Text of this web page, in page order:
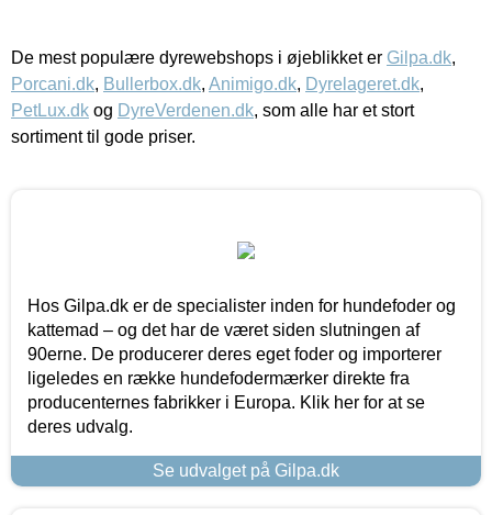
De mest populære dyrewebshops i øjeblikket er Gilpa.dk,
Porcani.dk, Bullerbox.dk, Animigo.dk, Dyrelageret.dk,
PetLux.dk og DyreVerdenen.dk, som alle har et stort
sortiment til gode priser.
Hos Gilpa.dk er de specialister inden for hundefoder og
kattemad – og det har de været siden slutningen af
90erne. De producerer deres eget foder og importerer
ligeledes en række hundefodermærker direkte fra
producenternes fabrikker i Europa. Klik her for at se
deres udvalg.
Se udvalget på Gilpa.dk